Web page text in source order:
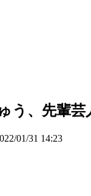
う、先輩
01/31 14:23